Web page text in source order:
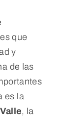
que
y
de las
es la
, la